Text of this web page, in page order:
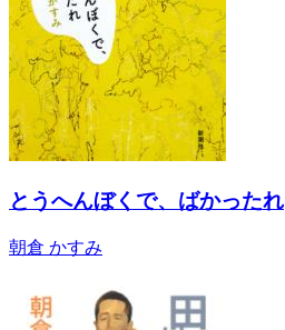
とうへんぼくで、ばかったれ
朝倉 かすみ